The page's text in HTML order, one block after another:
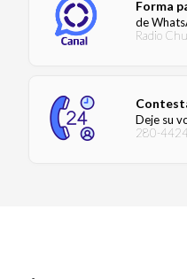
Forma
de
Radio
Deje su
280-